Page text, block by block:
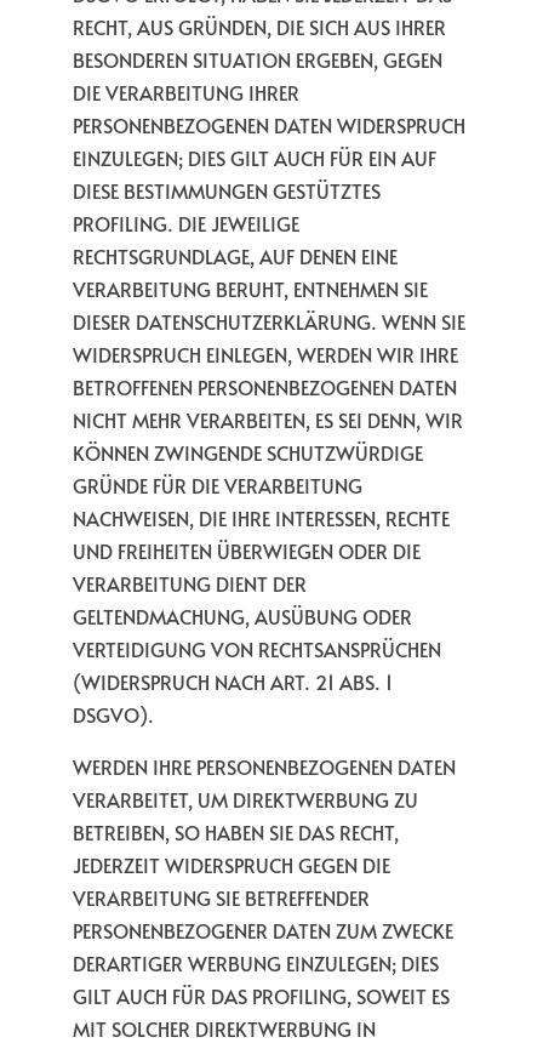
RECHT, AUS GRÜNDEN, DIE SICH AUS IHRER
BESONDEREN SITUATION ERGEBEN, GEGEN
DIE VERARBEITUNG IHRER
PERSONENBEZOGENEN DATEN WIDERSPRUCH
EINZULEGEN; DIES GILT AUCH FÜR EIN AUF
DIESE BESTIMMUNGEN GESTÜTZTES
PROFILING. DIE JEWEILIGE
RECHTSGRUNDLAGE, AUF DENEN EINE
VERARBEITUNG BERUHT, ENTNEHMEN SIE
DIESER DATENSCHUTZERKLÄRUNG. WENN SIE
WIDERSPRUCH EINLEGEN, WERDEN WIR IHRE
BETROFFENEN PERSONENBEZOGENEN DATEN
NICHT MEHR VERARBEITEN, ES SEI DENN, WIR
KÖNNEN ZWINGENDE SCHUTZWÜRDIGE
GRÜNDE FÜR DIE VERARBEITUNG
NACHWEISEN, DIE IHRE INTERESSEN, RECHTE
UND FREIHEITEN ÜBERWIEGEN ODER DIE
VERARBEITUNG DIENT DER
GELTENDMACHUNG, AUSÜBUNG ODER
VERTEIDIGUNG VON RECHTSANSPRÜCHEN
(WIDERSPRUCH NACH ART. 21 ABS. 1
DSGVO).
WERDEN IHRE PERSONENBEZOGENEN DATEN
VERARBEITET, UM DIREKTWERBUNG ZU
BETREIBEN, SO HABEN SIE DAS RECHT,
JEDERZEIT WIDERSPRUCH GEGEN DIE
VERARBEITUNG SIE BETREFFENDER
PERSONENBEZOGENER DATEN ZUM ZWECKE
DERARTIGER WERBUNG EINZULEGEN; DIES
GILT AUCH FÜR DAS PROFILING, SOWEIT ES
MIT SOLCHER DIREKTWERBUNG IN